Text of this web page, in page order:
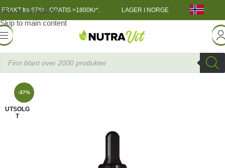
Skip to navigation
Skip to main content
FRAKT fra 67Kr - GRATIS >1800Kr*. LAGER I NORGE
Funksjonell Mat»NICKS Stevia Drops, 50 ml
-37%
UTSOLG
T